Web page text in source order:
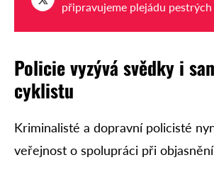
připravujeme plejádu pestrých
Policie vyzývá svědky i
cyklistu
Kriminalisté a dopravní policisté
veřejnost o spolupráci při